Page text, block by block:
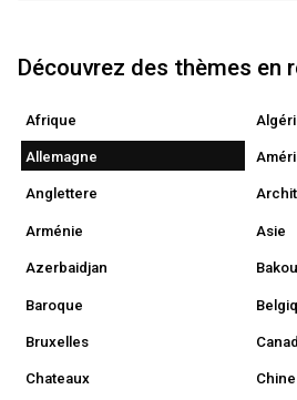
Découvrez des thèmes en
Afrique
Allemagne
Anglettere
Arménie Asie
Azerbaidjan Bakou
Baroque
Bruxelles
Chateaux Chine